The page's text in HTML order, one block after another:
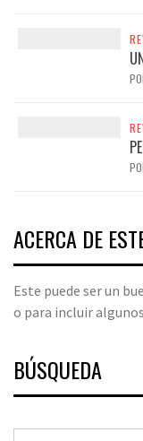
ACERCA DE
Este puede ser un
o para incluir
BÚSQUEDA